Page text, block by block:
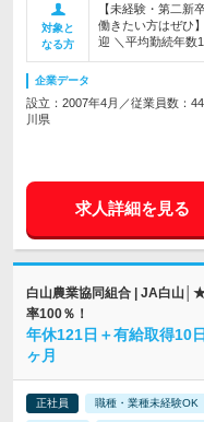
対象と
なる方
【未経験・第二新
働きたい方はぜひ
迎 ＼平均勤続年数
企業データ
設立：2007年4月／従業員数：
川県
求人詳細を見る
白山農業協同組合 | JA白山
率100％！
年休121日＋有給取得10
ヶ月
正社員 職種・業種未経験OK